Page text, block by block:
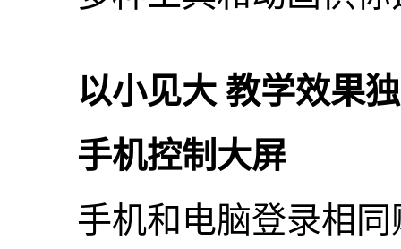
以小见大 教学效果独
手机控制大屏
手机和电脑登录相同